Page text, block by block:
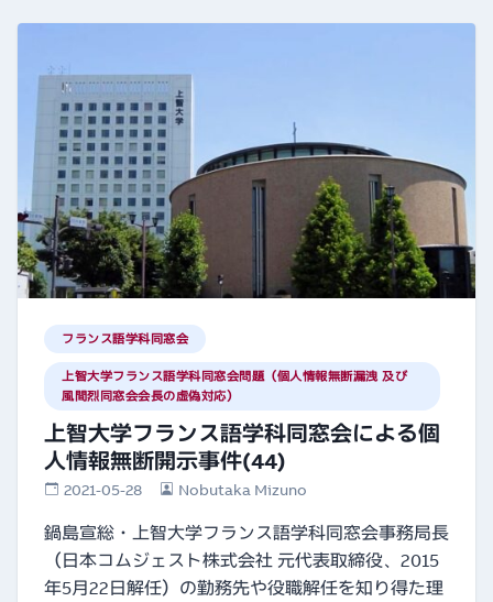
フランス語学科同窓会
上智大学フランス語学科同窓会問題（個人情報無断漏洩 及び
風間烈同窓会会長の虚偽対応）
上智大学フランス語学科同窓会による個
人情報無断開示事件(44)
2021-05-28 Nobutaka Mizuno
鍋島宣総・上智大学フランス語学科同窓会事務局長
（日本コムジェスト株式会社 元代表取締役、2015
年5月22日解任）の勤務先や役職解任を知り得た理